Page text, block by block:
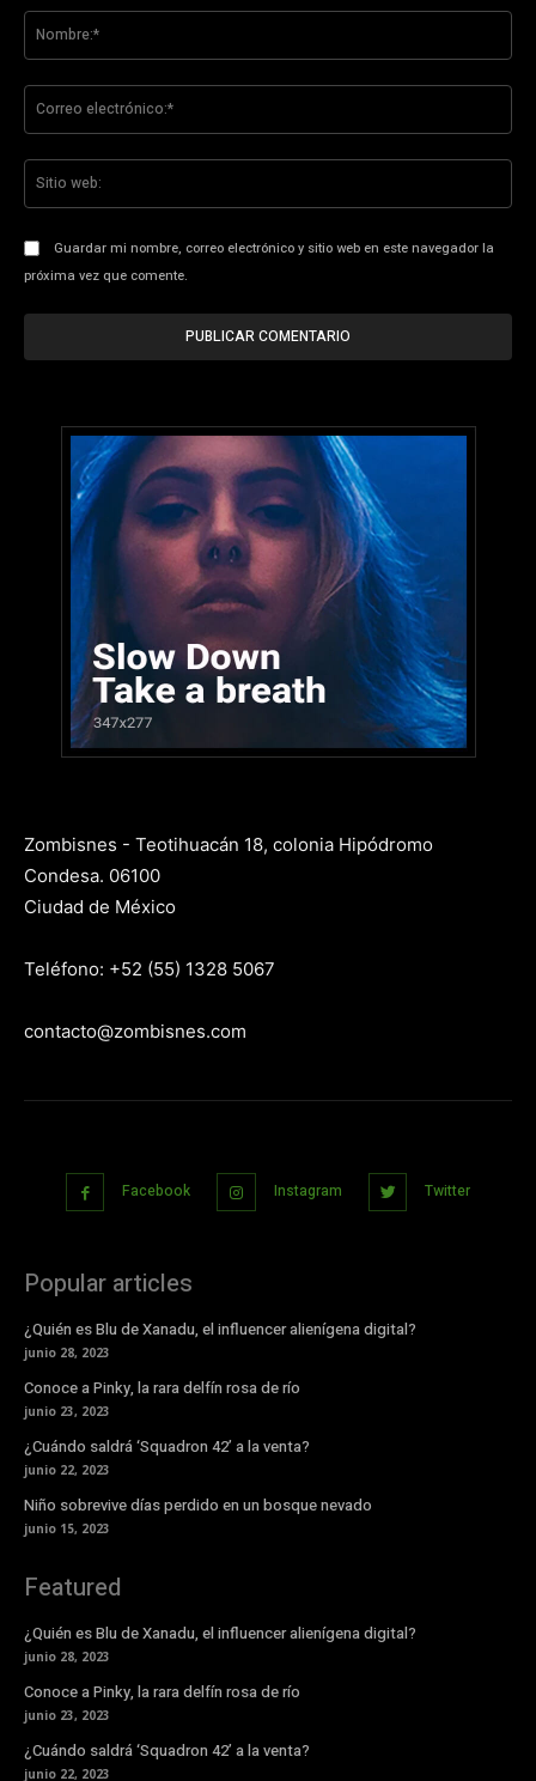
Guardar mi nombre, correo electrónico y sitio web en este navegador la
próxima vez que comente.
Zombisnes - Teotihuacán 18, colonia Hipódromo
Condesa. 06100
Ciudad de México
Teléfono: +52 (55) 1328 5067
contacto@zombisnes.com
Facebook Instagram Twitter
Popular articles
¿Quién es Blu de Xanadu, el influencer alienígena digital?
junio 28, 2023
Conoce a Pinky, la rara delfín rosa de río
junio 23, 2023
¿Cuándo saldrá ‘Squadron 42’ a la venta?
junio 22, 2023
Niño sobrevive días perdido en un bosque nevado
junio 15, 2023
Featured
¿Quién es Blu de Xanadu, el influencer alienígena digital?
junio 28, 2023
Conoce a Pinky, la rara delfín rosa de río
junio 23, 2023
¿Cuándo saldrá ‘Squadron 42’ a la venta?
junio 22, 2023